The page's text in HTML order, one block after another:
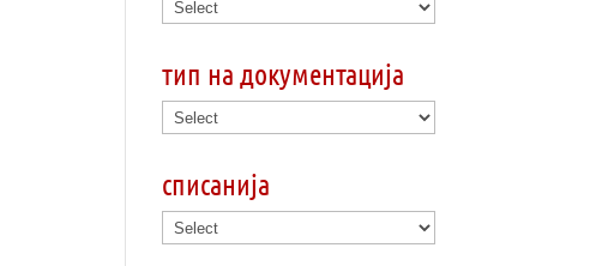
тип на документација
списанија